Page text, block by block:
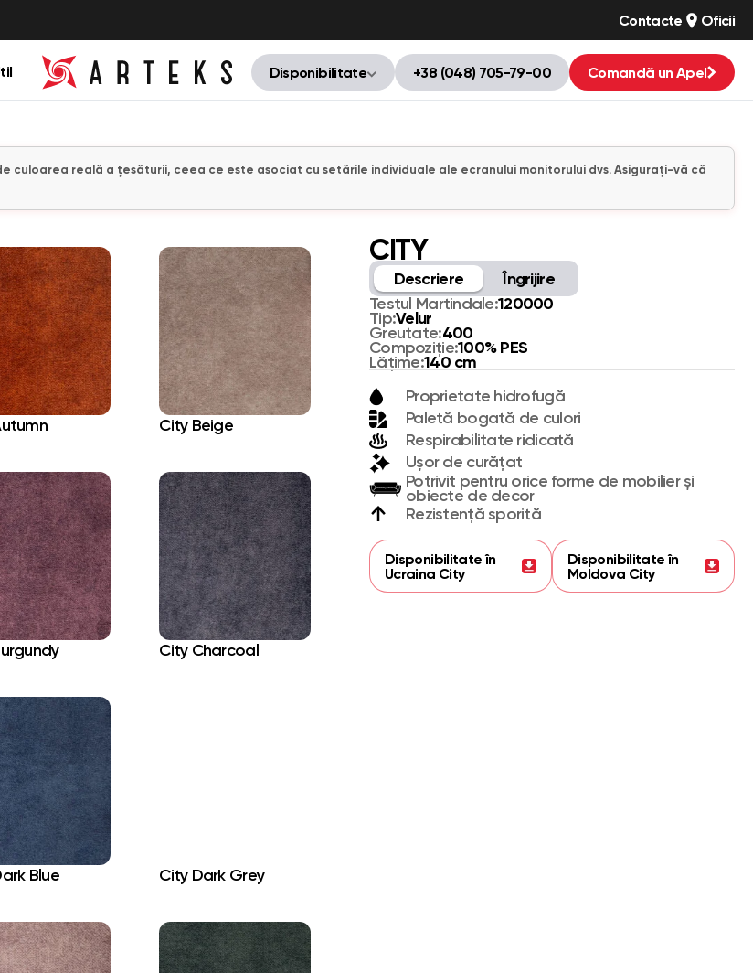
Contacte Oficii
Disponibilitate +38 (048) 705-79-00 Comandă un Apel
culoarea reală a țesăturii, ceea ce este asociat cu setările individuale ale ecranului monitorului dvs. Asigurați-vă că
City Beige
City Charcoal
Blue City Dark Grey
CITY
Descriere Îngrijire
Testul Martindale:120000
Tip:Velur
Greutate:400
Compoziție:100% PES
Lățime:140 cm
Proprietate hidrofugă
Paletă bogată de culori
Respirabilitate ridicată
Ușor de curățat
Potrivit pentru orice forme de mobilier și
obiecte de decor
Rezistență sporită
Disponibilitate în
Ucraina City
Disponibilitate în
Moldova City